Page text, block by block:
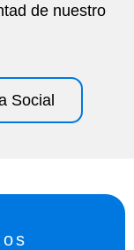
de nuestro
Social